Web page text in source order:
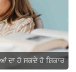
ਦਾ ਹੋ ਸਕਦੇ ਹੋ ਸ਼ਿਕਾਰ